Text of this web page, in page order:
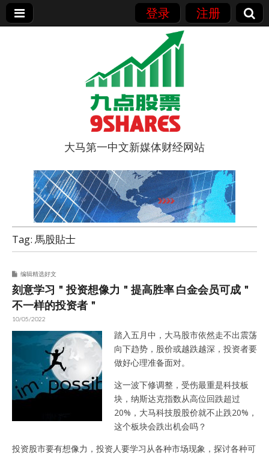
登录 注册
9点股票
大马第一中文新媒体财经网站
Tag: 馬股貼士
编辑精选好文
刻意学习＂投资想像力＂提高胜率 白金会员可成＂
不一样的投资者＂
10/05/2022
踏入五月中，大马股市依然走不出震荡
向下趋势，股价或越跌越深，投资者要
做好心理准备面对。
这一波下修调整，受伤最重是科技板
块，纳斯达克指数从高位回跌超过
20%，大马科技股股价就不止跌20%，
这个板块会跌出机会吗？
投资股市要有想像力，投资人要学习从各种市场现象，探讨各种可